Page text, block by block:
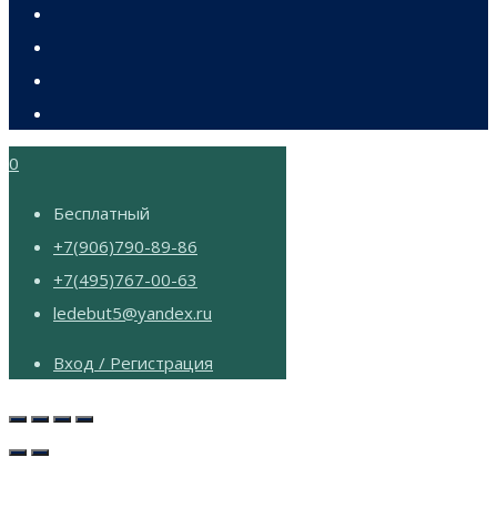
0
Бесплатный
+7(906)790-89-86
+7(495)767-00-63
ledebut5@yandex.ru
Вход / Регистрация